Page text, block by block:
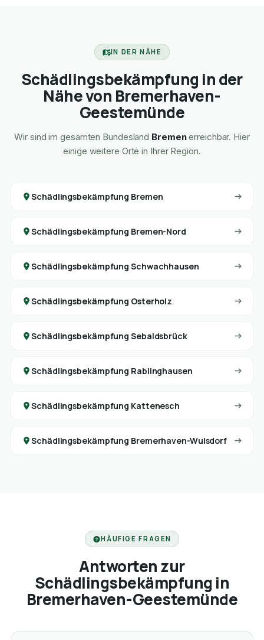
IN DER NÄHE
Schädlingsbekämpfung in der
Nähe von Bremerhaven-
Geestemünde
Wir sind im gesamten Bundesland Bremenerreichbar. Hier
einige weitere Orte in Ihrer Region.
Schädlingsbekämpfung Bremen
Schädlingsbekämpfung Bremen-Nord
Schädlingsbekämpfung Schwachhausen
Schädlingsbekämpfung Osterholz
Schädlingsbekämpfung Sebaldsbrück
Schädlingsbekämpfung Rablinghausen
Schädlingsbekämpfung Kattenesch
Schädlingsbekämpfung Bremerhaven-Wulsdorf
HÄUFIGE FRAGEN
Antworten zur
Schädlingsbekämpfung in
Bremerhaven-Geestemünde